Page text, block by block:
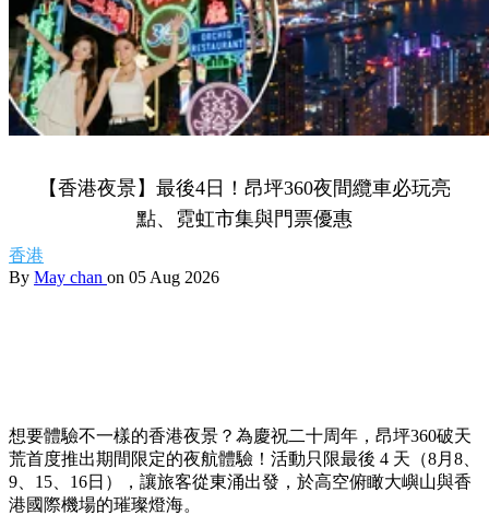
【香港夜景】最後4日！昂坪360夜間纜車必玩亮
點、霓虹市集與門票優惠
香港
By May chan on 05 Aug 2026
想要體驗不一樣的香港夜景？為慶祝二十周年，昂坪360破天
荒首度推出期間限定的夜航體驗！活動只限最後 4 天（8月8、
9、15、16日），讓旅客從東涌出發，於高空俯瞰大嶼山與香
港國際機場的璀璨燈海。